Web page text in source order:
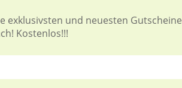
exklusivsten und neuesten Gutscheine
Kostenlos!!!